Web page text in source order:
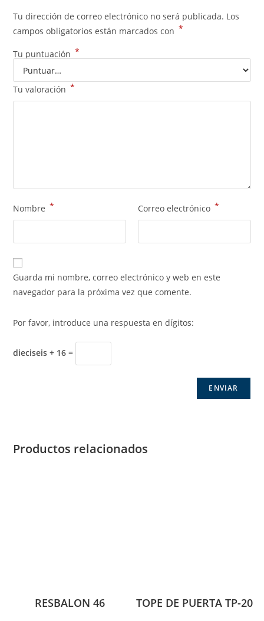
Tu dirección de correo electrónico no será publicada. Los
campos obligatorios están marcados con *
Tu puntuación *
Tu valoración *
Nombre * Correo electrónico *
Guarda mi nombre, correo electrónico y web en este
navegador para la próxima vez que comente.
Por favor, introduce una respuesta en dígitos:
dieciseis + 16 =
Productos relacionados
RESBALON 46 TOPE DE PUERTA TP-20